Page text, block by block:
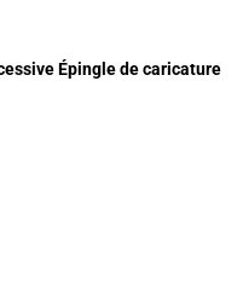
Épingle de caricature